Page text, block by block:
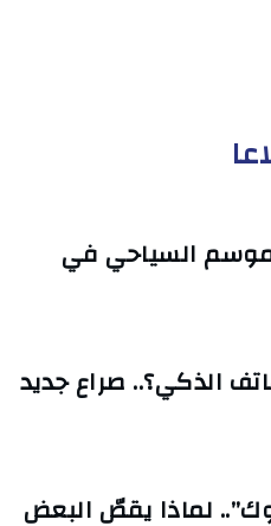
السياحي في
الذكي؟.. صراع جديد
لماذا يقصّ البعض